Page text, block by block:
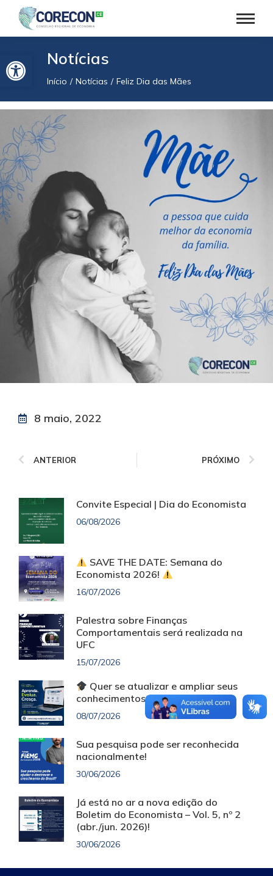
Barra de Ferramentas AbertaNotícias
Você está aqui:
Início Notícias Feliz Dia das Mães
8 maio, 2022
ANTERIOR PRÓXIMO
Convite Especial | Dia do Economista
06/08/2026
SAVE THE DATE: Semana do
Economista 2026!
16/07/2026
Palestra sobre Finanças
Comportamentais será realizada na
UFC
15/07/2026
Quer se atualizar e ampliar seus
conhecimentos sem custo?
08/07/2026
Sua pesquisa pode ser reconhecida
nacionalmente!
30/06/2026
Já está no ar a nova edição do
Boletim do Economista – Vol. 5, nº 2
(abr./jun. 2026)!
30/06/2026